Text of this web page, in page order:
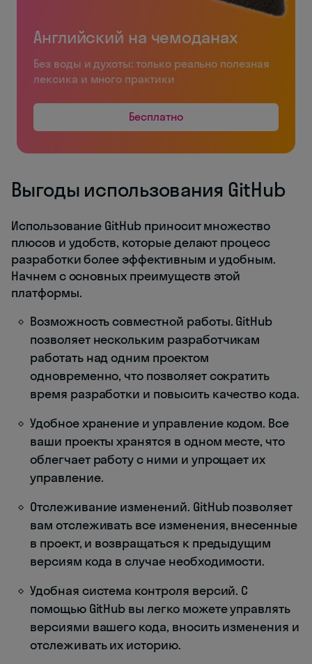
Английский на чемоданах
Без воды и духоты: только реально полезная
лексика и много практики
Бесплатно
Выгоды использования GitHub
Использование GitHub приносит множество
плюсов и удобств, которые делают процесс
разработки более эффективным и удобным.
Начнем с основных преимуществ этой
платформы.
Возможность совместной работы. GitHub
позволяет нескольким разработчикам
работать над одним проектом
одновременно, что позволяет сократить
время разработки и повысить качество кода.
Удобное хранение и управление кодом. Все
ваши проекты хранятся в одном месте, что
облегчает работу с ними и упрощает их
управление.
Отслеживание изменений. GitHub позволяет
вам отслеживать все изменения, внесенные
в проект, и возвращаться к предыдущим
версиям кода в случае необходимости.
Удобная система контроля версий. С
помощью GitHub вы легко можете управлять
версиями вашего кода, вносить изменения и
отслеживать их историю.